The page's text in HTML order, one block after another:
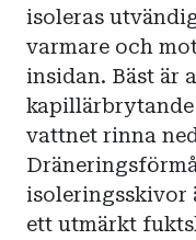
isoleras
varmare och
insidan. Bäst är
vattnet rinna
isoleringsskivor
ett utmärkt